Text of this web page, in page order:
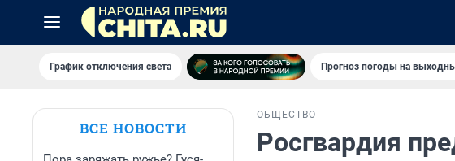
График отключения света Прогноз погоды на
ВСЕ НОВОСТИ
ОБЩЕСТВО
Росгвардия